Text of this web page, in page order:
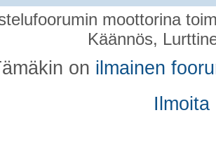
moottorina
Käännös,
on ilmainen